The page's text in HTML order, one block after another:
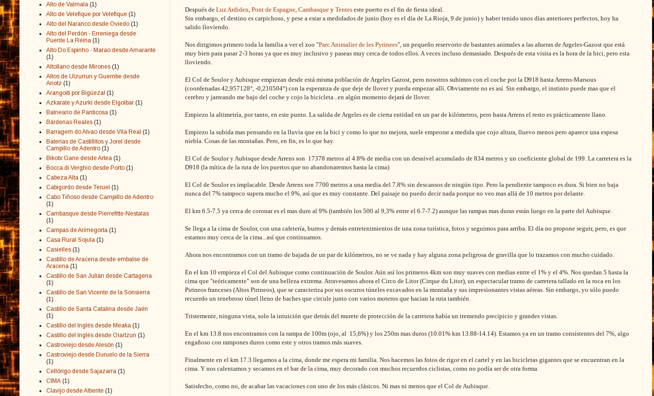
Después de Luz Ardiden Pont de Espagne Cambasque y Tentes este puerto es el fin de fiesta ideal.
Sin embargo, el destino es carpichoso, y pese a estar a medidados de junio (hoy es el día de La Rioja, 9 de junio) y haber tenido unos días anteriores perfectos, hoy ha
salido lloviendo.
Nos dirigimos primero toda la familia a ver el zoo "Parc Animalier de les Pyrinees", un pequeño reservorio de bastantes animales a las afueras de Argeles-Gazost que está
muy bien para pasar 2-3 horas ya que es muy inclusivo y paseas muy cerca de todos ellos. A veces incluso demasiado. Después de esta visita es la hora de la bici, pero esta
lloviendo.
El Col de Soulor y Aubisque empiezan desde está misma población de Argeles Gazost, pero nosotros subimos con el coche por la D918 hasta Arrens-Marsous
(coordenadas 42,957128°, -0,210504°) con la esperanza de que deje de llover y pueda empezar allí. Obviamente no es así. Sin embargo, el instinto puede mas que el
cerebro y jarreando me bajo del coche y cojo la bicicleta...en algún momento dejará de llover.
Empiezo la altimetría, por tanto, en este punto. La salida de Argeles es de cierta entidad en un par de kilómetros, pero hasta Arrens el resto es prácticamente llano.
Empiezo la subida mas pensando en la lluvia que en la bici y como lo que no mejora, suele empeorar a medida que cojo altura, lluevo menos pero aparece una espesa
niebla. Cosas de las montañas. Pero, en fin, es lo que hay.
El Col de Soulor y Aubisque desde Arrens son 17378 metros al 4.8% de media con un desnivel acumulado de 834 metros y un coeficiente global de 199. La carretera es la
D918 (la mítica de la ruta de los puertos que no abandonaremos hasta la cima)
El Col de Soulor es implacable. Desde Arrens son 7700 metros a una media del 7.8% sin descansos de ningún tipo. Pero la pendiente tampoco es dura. Si bien no baja
nunca del 7% tampoco supera mucho el 9%, así que es muy constante. Del paisaje no puedo decir nada porque no veo mas allá de 10 metros por delante.
El km 6.5-7.5 ya cerca de coronar es el mas duro al 9% (también los 500 al 9,3% entre el 6.7-7.2) aunque las rampas mas duras están luego en la parte del Aubisque.
Se llega a la cima de Soulor, con una cafetería, burros y demás entretenimientos de una zona turística, fotos y seguimos para arriba. El día no propone seguir, pero, es que
estamos muy cerca de la cima...así que continuamos.
Ahora nos encontramos con un tramo de bajada de un par de kilómetros, no se ve nada y hay alguna zona peligrosa de gravilla que lo trazamos con mucho cuidado.
En el km 10 empieza el Col del Aubisque como continuación de Soulor. Aún así los primeros 4km son muy suaves con medias entre el 1% y el 4%. Nos quedan 5 hasta la
cima que "teóricamente" son de una belleza extrema. Atravesamos ahora el Circo de Litor (Cirque du Litor), un espectacular tramo de carretera tallado en la roca en los
Pirineos franceses (Altos Pirineos), que se caracteriza por sus oscuros túneles excavados en la montaña y sus impresionantes vistas aéreas. Sin embargo, yo sólo puedo
recuerdo un tenebroso túnel lleno de baches que circule junto con varios moteros que hacian la ruta también.
Tristemente, ninguna vista, solo la intuición que detrás del murete de protección de la carretera había un tremendo precipicio y grandes vistas.
En el km 13.8 nos encontramos con la rampa de 100m (ojo, al 15,6%) y los 250m mas duros (10.01% km 13.88-14.14). Estamos ya en un tramo consistentes del 7%, algo
engañoso con rampones duros como este y otros tramos más suaves.
Finalmente en el km 17.3 llegamos a la cima, donde me espera mi familia. Nos hacemos las fotos de rigor en el cartel y en las bicicletas gigantes que se encuentran en la
cima. Y nos calentamos y secamos en el bar de la cima, muy decorado con muchos recuerdos ciclistas, como no podía ser de otra forma.
Satisfecho, como no, de acabar las vacaciones con uno de los más clásicos. Ni mas ni menos que el Col de Aubisque.
Alto de Valmala (1)
Alto de Velefique por Velefique (1)
Alto del Naranco desde Oviedo (1)
Alto del Perdón - Erreniega desde
Puente La Reina (1)
Alto Do Espinho - Marao desde Amarante
(1)
Altollano desde Mirones (1)
Altos de Ulzurrun y Guembe desde
Anotz (1)
Arangoiti por Bigüezal (1)
Azkarate y Azurki desde Elgoibar (1)
Balneario de Panticosa (1)
Bárdenas Reales (1)
Barragem do Alvao desde Vila Real (1)
Baterías de Castillitos y Jorel desde
Campillo de Adentro (1)
Bikotx Gane desde Artea (1)
Bocca di Verghio desde Porto (1)
Cabeza Alta (1)
Cabigordo desde Teruel (1)
Cabo Tiñoso desde Campillo de Adentro
(1)
Cambasque desde Pierrefitte-Nestalas
(1)
Campas de Arimegorta (1)
Casa Rural Sojula (1)
Casielles (1)
Castillo de Aracena desde embalse de
Aracena (1)
Castillo de San Julián desde Cartagena
(1)
Castillo de San Vicente de la Sonsierra
(1)
Castillo de Santa Catalina desde Jaén
(1)
Castillo del Inglés desde Meaka (1)
Castillo del Inglés desde Oiartzun (1)
Castroviejo desde Alesón (1)
Castroviejo desde Duruelo de la Sierra
(1)
Cellórigo desde Sajazarra (1)
CIMA (1)
Clavijo desde Alberite (1)